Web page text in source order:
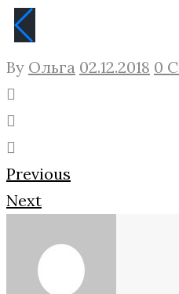
By Ольга 02.12.2018 0
Навигация
по
записям
Previous
Next